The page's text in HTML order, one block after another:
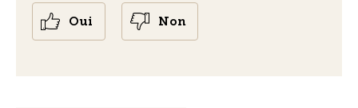
Oui Non